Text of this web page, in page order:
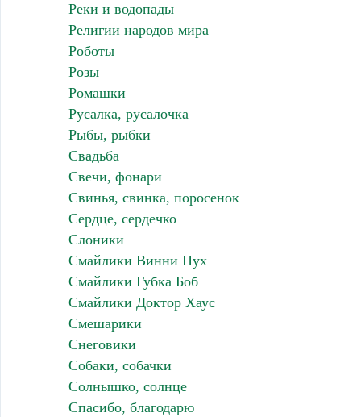
Реки и водопады
Религии народов мира
Роботы
Розы
Ромашки
Русалка, русалочка
Рыбы, рыбки
Свадьба
Свечи, фонари
Свинья, свинка, поросенок
Сердце, сердечко
Слоники
Смайлики Винни Пух
Смайлики Губка Боб
Смайлики Доктор Хаус
Смешарики
Снеговики
Собаки, собачки
Солнышко, солнце
Спасибо, благодарю